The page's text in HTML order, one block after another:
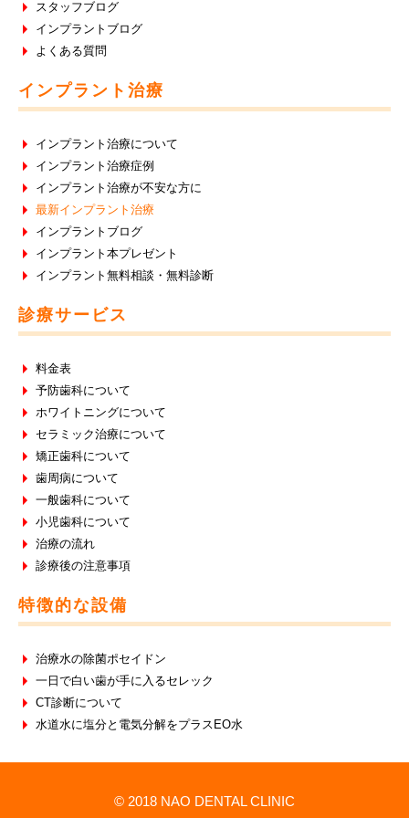
スタッフブログ
インプラントブログ
よくある質問
インプラント治療
インプラント治療について
インプラント治療症例
インプラント治療が不安な方に
最新インプラント治療
インプラントブログ
インプラント本プレゼント
インプラント無料相談・無料診断
診療サービス
料金表
予防歯科について
ホワイトニングについて
セラミック治療について
矯正歯科について
歯周病について
一般歯科について
小児歯科について
治療の流れ
診療後の注意事項
特徴的な設備
治療水の除菌ポセイドン
一日で白い歯が手に入るセレック
CT診断について
水道水に塩分と電気分解をプラスEO水
© 2018 NAO DENTAL CLINIC